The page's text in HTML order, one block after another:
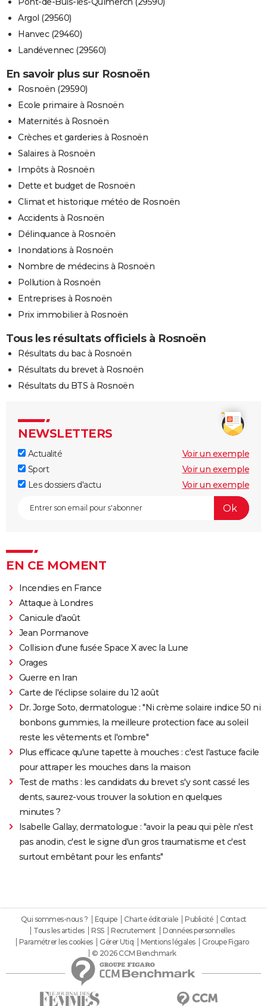
Argol (29560)
Hanvec (29460)
Landévennec (29560)
En savoir plus sur Rosnoën
Rosnoën (29590)
Ecole primaire à Rosnoën
Maternités à Rosnoën
Crèches et garderies à Rosnoën
Salaires à Rosnoën
Impôts à Rosnoën
Dette et budget de Rosnoën
Climat et historique météo de Rosnoën
Accidents à Rosnoën
Délinquance à Rosnoën
Inondations à Rosnoën
Nombre de médecins à Rosnoën
Pollution à Rosnoën
Entreprises à Rosnoën
Prix immobilier à Rosnoën
Tous les résultats officiels à Rosnoën
Résultats du bac à Rosnoën
Résultats du brevet à Rosnoën
Résultats du BTS à Rosnoën
NEWSLETTERS
Actualité
Voir un exemple
Sport
Voir un exemple
Les dossiers d'actu
Voir un exemple
EN CE MOMENT
Incendies en France
Attaque à Londres
Canicule d'août
Jean Pormanove
Collision d'une fusée Space X avec la Lune
Orages
Guerre en Iran
Carte de l'éclipse solaire du 12 août
Dr. Jorge Soto, dermatologue : "Ni crème solaire indice 50 ni
bonbons gummies, la meilleure protection face au soleil
reste les vêtements et l'ombre"
Plus efficace qu'une tapette à mouches : c'est l'astuce facile
pour attraper les mouches dans la maison
Test de maths : les candidats du brevet s'y sont cassé les
dents, saurez-vous trouver la solution en quelques
minutes ?
Isabelle Gallay, dermatologue : "avoir la peau qui pèle n'est
pas anodin, c'est le signe d'un gros traumatisme et c'est
surtout embêtant pour les enfants"
Qui sommes-nous ? Equipe Charte éditoriale Publicité
Contact
Tous les articles
RSS Recrutement
Données personnelles
Paramétrer les cookies
Gérer Utiq Mentions légales
Groupe Figaro
© 2026 CCM Benchmark